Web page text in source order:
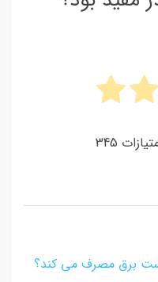
345
برق مصرف می کند؟